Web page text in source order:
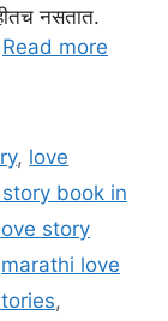
नसतात.
Read more
, love
book in
story
marathi love
,